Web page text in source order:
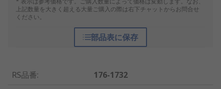
上記数量を大きく超える大量ご購入の際は右下チャットからお問合せ
ください。
部品表に保存
RS品番:
176-1732